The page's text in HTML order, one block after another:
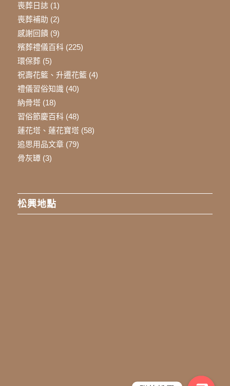
喪葬日誌(1)
喪葬補助 (2)
感謝回饋(9)
殯葬禮儀百科(225)
環保葬(5)
祝壽花籃、升遷花籃(4)
禮儀習俗知識(40)
納骨塔(18)
習俗節慶百科(48)
蓮花塔、蓮花寶塔(58)
追思用品文章(79)
骨灰罈(3)
松興地點